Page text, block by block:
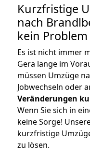
Kurzfristige
nach
kein
Es ist nicht immer
Gera lange im
müssen Umzüge
Jobwechseln oder
Veränderungen
Wenn Sie sich in
keine Sorge!
kurzfristige
zu lösen.